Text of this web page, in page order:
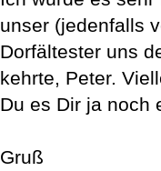
unser (jedenfalls
Dorfältester uns
kehrte, Peter.
Du es Dir ja noch
Gruß